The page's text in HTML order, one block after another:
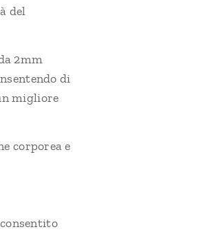
del
2mm
di
migliore
corporea e